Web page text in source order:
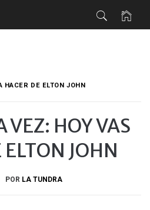
HACER DE ELTON JOHN
HOY VAS
JOHN
POR LA TUNDRA